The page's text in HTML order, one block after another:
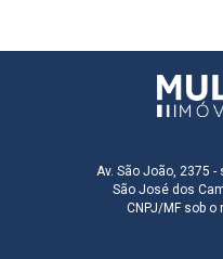
Av. São João, 2375
São José dos
CNPJ/MF sob o